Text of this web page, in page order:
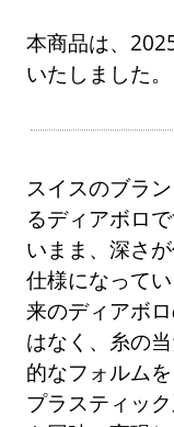
本商品は、
いたしました。
スイスのブラ
るディアボロ
いまま、深さ
仕様になって
来のディアボ
はなく、糸の
的なフォルム
プラスティッ